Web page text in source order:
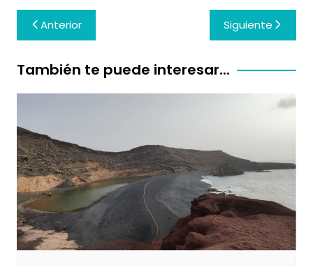
Navegación
de
entradas
Anterior Siguiente
También te puede interesar...